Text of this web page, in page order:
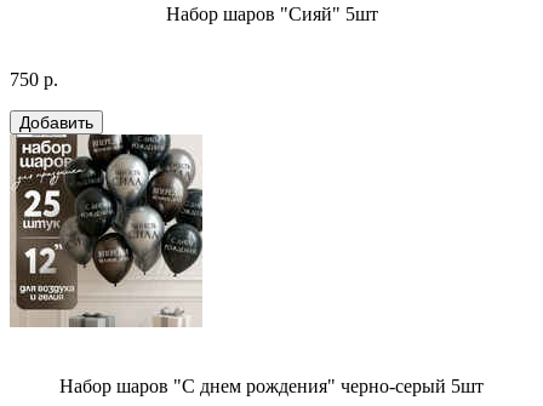
Набор шаров "Сияй" 5шт
750 р.
Набор шаров "С днем рождения" черно-серый 5шт